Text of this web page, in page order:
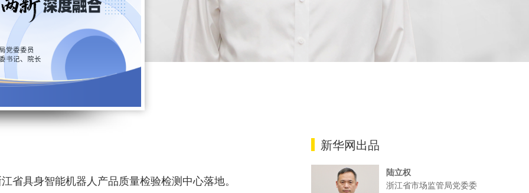
省具身智能机器人产品质量检验检测中心落地。
新华网出品
陆立权
浙江省市场监管局党委委